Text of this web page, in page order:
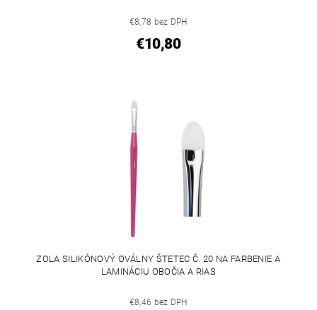
€8,78 bez DPH
€10,80
ZOLA SILIKÓNOVÝ OVÁLNY ŠTETEC Č. 20 NA FARBENIE A
LAMINÁCIU OBOČIA A RIAS
€8,46 bez DPH